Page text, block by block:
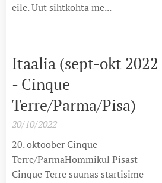
eile. Uut sihtkohta me...
Itaalia (sept-okt 2022
- Cinque
Terre/Parma/Pisa)
20/10/2022
20. oktoober Cinque
Terre/ParmaHommikul Pisast
Cinque Terre suunas startisime